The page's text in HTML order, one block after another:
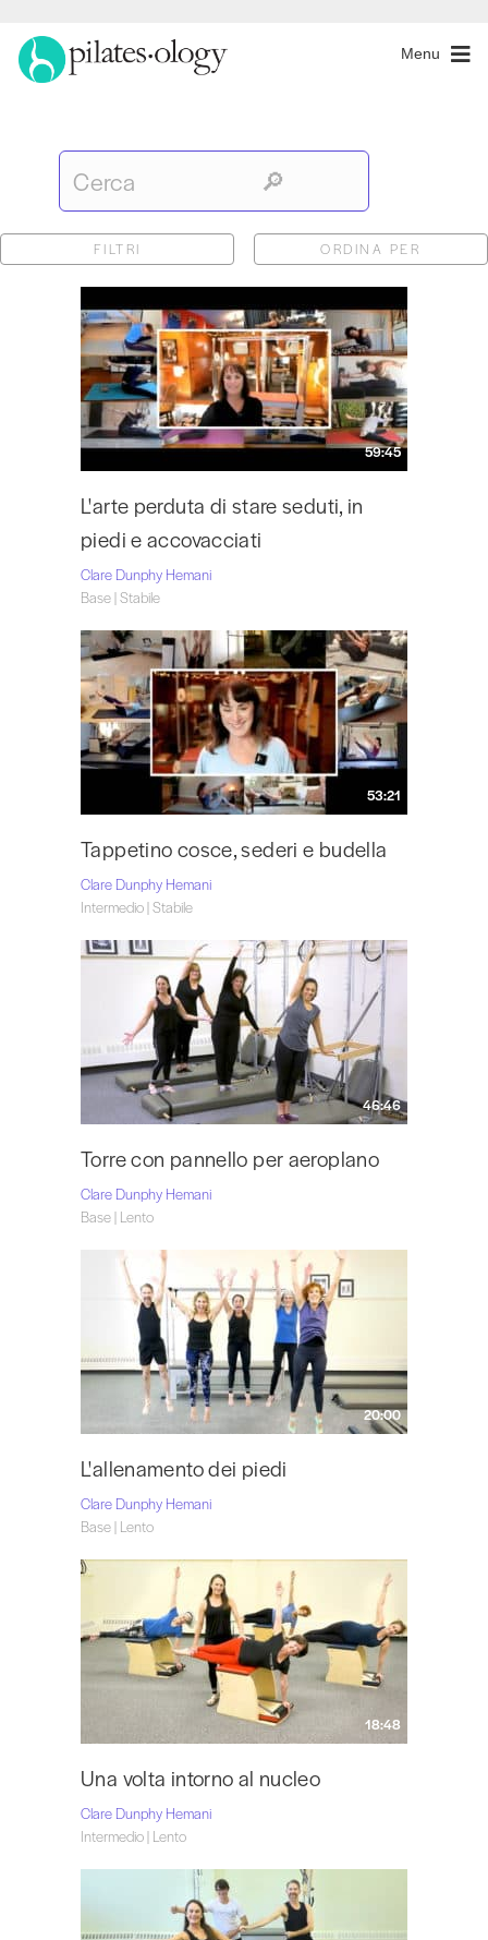
Menu
FILTRI ORDINA PER
59:45
L'arte perduta di stare seduti, in
piedi e accovacciati
Clare Dunphy Hemani
Base | Stabile
53:21
Tappetino cosce, sederi e budella
Clare Dunphy Hemani
Intermedio | Stabile
46:46
Torre con pannello per aeroplano
Clare Dunphy Hemani
Base | Lento
20:00
L'allenamento dei piedi
Clare Dunphy Hemani
Base | Lento
18:48
Una volta intorno al nucleo
Clare Dunphy Hemani
Intermedio | Lento